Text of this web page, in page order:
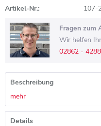
Artikel-Nr.: 107-
Fragen zum
Wir helfen
02862 -
Beschreibung
mehr
Details